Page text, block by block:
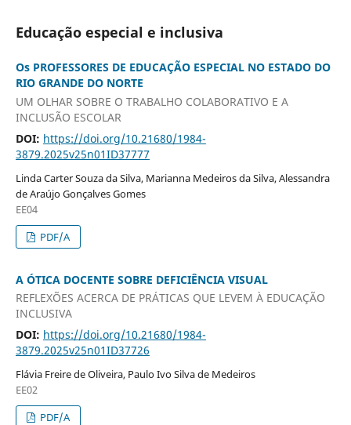
Educação especial e inclusiva
Os PROFESSORES DE EDUCAÇÃO ESPECIAL NO ESTADO DO
RIO GRANDE DO NORTE
UM OLHAR SOBRE O TRABALHO COLABORATIVO E A
INCLUSÃO ESCOLAR
DOI: https://doi.org/10.21680/1984-
3879.2025v25n01ID37777
Linda Carter Souza da Silva, Marianna Medeiros da Silva, Alessandra
de Araújo Gonçalves Gomes
EE04
PDF/A
A ÓTICA DOCENTE SOBRE DEFICIÊNCIA VISUAL
REFLEXÕES ACERCA DE PRÁTICAS QUE LEVEM À EDUCAÇÃO
INCLUSIVA
DOI: https://doi.org/10.21680/1984-
3879.2025v25n01ID37726
Flávia Freire de Oliveira, Paulo Ivo Silva de Medeiros
EE02
PDF/A